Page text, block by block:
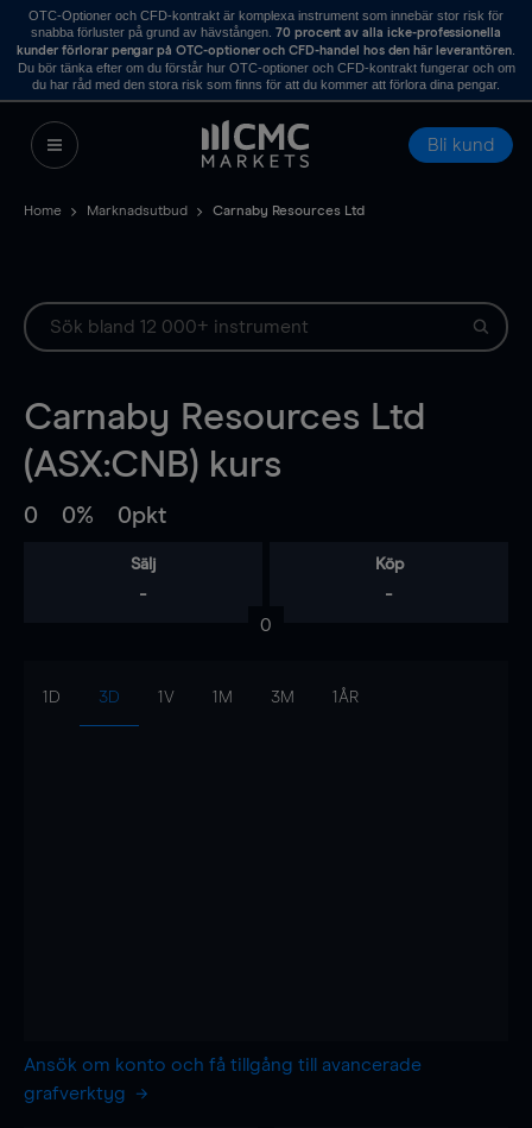
OTC-Optioner och CFD-kontrakt är komplexa instrument som innebär stor risk för
snabba förluster på grund av hävstången. 70 procent av alla icke-professionella
kunder förlorar pengar på OTC-optioner och CFD-handel hos den här leverantören.
Du bör tänka efter om du förstår hur OTC-optioner och CFD-kontrakt fungerar och om
du har råd med den stora risk som finns för att du kommer att förlora dina pengar.
Bli kund
Home Marknadsutbud Carnaby Resources Ltd
Carnaby Resources Ltd
(ASX:CNB) kurs
0 0% 0pkt
Sälj
-
Köp
-
0
1D 3D 1V 1M 3M 1ÅR
Ansök om konto och få tillgång till avancerade
grafverktyg